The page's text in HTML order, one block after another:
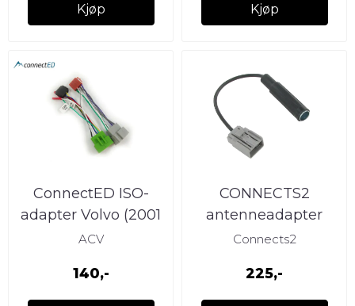
Kjøp Kjøp
ConnectED ISO-
adapter Volvo (2001
- 2010)
ACV
140,-
CONNECTS2
antenneadapter
(motsatt!) Volvo
Connects2
225,-